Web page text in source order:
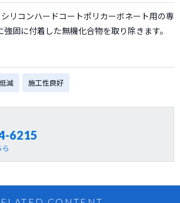
リコンハードコートポリカーボネート用の専
固に付着した無機化合物を取り除きます。
減 施工性良好
6215
ら